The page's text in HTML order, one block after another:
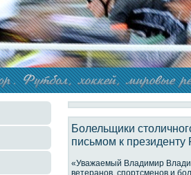
Болельщики
письмом к президенту
«Уважаемый Владимир
ветеранов, спортсменов и